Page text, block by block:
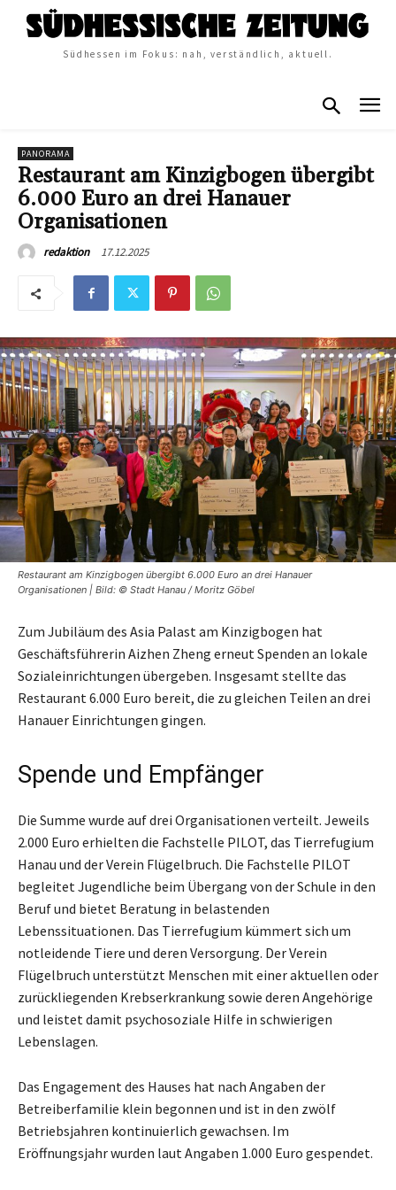
Südhessen im Fokus: nah, verständlich, aktuell.
PANORAMA
Restaurant am Kinzigbogen übergibt
6.000 Euro an drei Hanauer
Organisationen
redaktion 17.12.2025
Restaurant am Kinzigbogen übergibt 6.000 Euro an drei Hanauer
Organisationen | Bild: © Stadt Hanau / Moritz Göbel
Zum Jubiläum des Asia Palast am Kinzigbogen hat
Geschäftsführerin Aizhen Zheng erneut Spenden an lokale
Sozialeinrichtungen übergeben. Insgesamt stellte das
Restaurant 6.000 Euro bereit, die zu gleichen Teilen an drei
Hanauer Einrichtungen gingen.
Spende und Empfänger
Die Summe wurde auf drei Organisationen verteilt. Jeweils
2.000 Euro erhielten die Fachstelle PILOT, das Tierrefugium
Hanau und der Verein Flügelbruch. Die Fachstelle PILOT
begleitet Jugendliche beim Übergang von der Schule in den
Beruf und bietet Beratung in belastenden
Lebenssituationen. Das Tierrefugium kümmert sich um
notleidende Tiere und deren Versorgung. Der Verein
Flügelbruch unterstützt Menschen mit einer aktuellen oder
zurückliegenden Krebserkrankung sowie deren Angehörige
und leistet damit psychosoziale Hilfe in schwierigen
Lebenslagen.
Das Engagement des Hauses hat nach Angaben der
Betreiberfamilie klein begonnen und ist in den zwölf
Betriebsjahren kontinuierlich gewachsen. Im
Eröffnungsjahr wurden laut Angaben 1.000 Euro gespendet.